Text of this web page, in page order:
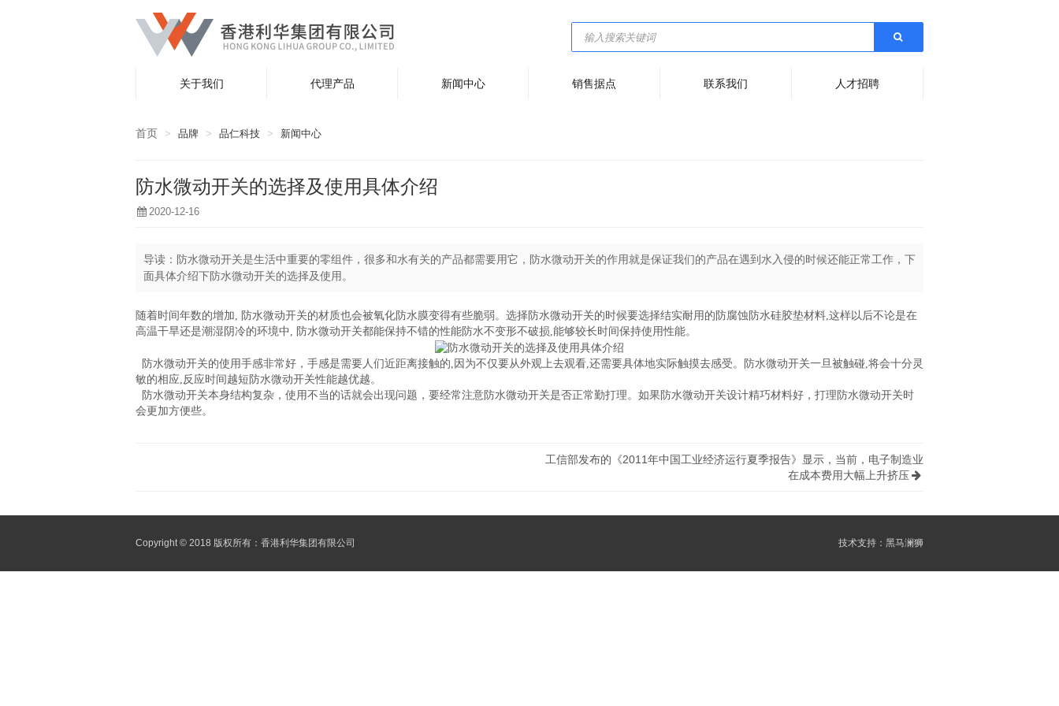
关于我们 代理产品 新闻中心 销售据点 联系我们 人才招聘
首页 品牌 品仁科技 新闻中心
防水微动开关的选择及使用具体介绍
2020-12-16
导读： 防水微动开关是生活中重要的零组件，很多和水有关的产品都需要用它，防水微动开关的作用就是保证我们的产品在遇到水入侵的时候还能正常工作，下
面具体介绍下防水微动开关的选择及使用。
随着时间年数的增加, 防水微动开关的材质也会被氧化防水膜变得有些脆弱。选择防水微动开关的时候要选择结实耐用的防腐蚀防水硅胶垫材料,这样以后不论是在
高温干旱还是潮湿阴冷的环境中, 防水微动开关都能保持不错的性能防水不变形不破损,能够较长时间保持使用性能。
防水微动开关的使用手感非常好，手感是需要人们近距离接触的,因为不仅要从外观上去观看,还需要具体地实际触摸去感受。防水微动开关一旦被触碰,将会十分灵
敏的相应,反应时间越短防水微动开关性能越优越。
防水微动开关本身结构复杂，使用不当的话就会出现问题，要经常注意防水微动开关是否正常勤打理。如果防水微动开关设计精巧材料好，打理防水微动开关时
会更加方便些。
工信部发布的《2011年中国工业经济运行夏季报告》显示，当前，电子制造业
在成本费用大幅上升挤压
Copyright © 2018 版权所有：香港利华集团有限公司 技术支持： 黑马澜狮